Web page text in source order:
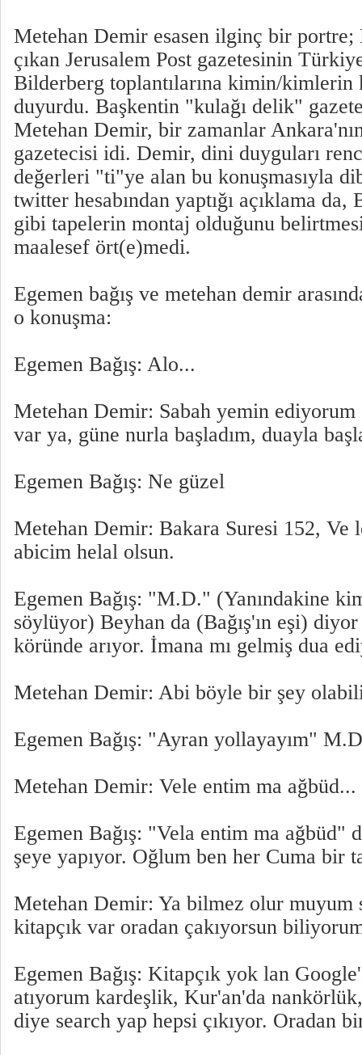
Metehan Demir esasen ilginç bir
çıkan Jerusalem Post gazetesinin
Bilderberg toplantılarına kimin/kimlerin
duyurdu. Başkentin "kulağı delik"
Metehan Demir, bir zamanlar Ankara'nın
gazetecisi idi. Demir, dini duyguları
değerleri "ti"ye alan bu konuşmasıyla
twitter hesabından yaptığı açıklama da,
gibi tapelerin montaj olduğunu belirtmesi
maalesef ört(e)medi.
Egemen bağış ve metehan demir
o konuşma:
Egemen Bağış: Alo...
Metehan Demir: Sabah yemin
var ya, güne nurla başladım, duayla
Egemen Bağış: Ne güzel
Metehan Demir: Bakara Suresi 152, Ve
abicim helal olsun.
Egemen Bağış: "M.D." (Yanındakine
söylüyor) Beyhan da (Bağış'ın eşi)
köründe arıyor. İmana mı gelmiş dua
Metehan Demir: Abi böyle bir şey
Egemen Bağış: "Ayran yollayayım"
Metehan Demir: Vele entim ma
Egemen Bağış: "Vela entim ma ağbüd"
şeye yapıyor. Oğlum ben her Cuma bir
Metehan Demir: Ya bilmez olur muyum
kitapçık var oradan çakıyorsun
Egemen Bağış: Kitapçık yok lan
atıyorum kardeşlik, Kur'an'da
diye search yap hepsi çıkıyor. Oradan